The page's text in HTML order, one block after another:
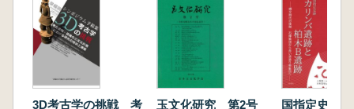
3D考古学の挑戦 考
玉文化研究 第2号
国指定史跡